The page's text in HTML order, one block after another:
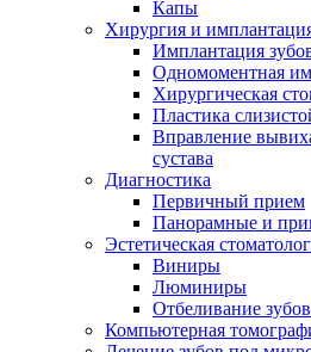
Капы
Хирургия и
Имплантация
Одномоментная
Хирургическая
Пластика
Вправление
сустава
Диагностика
Первичный прием
Панорамные и
Эстетическая
Виниры
Люминиры
Отбеливание
Компьютерная